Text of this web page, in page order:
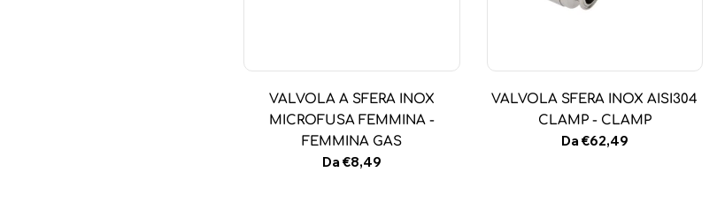
VALVOLA A SFERA INOX
MICROFUSA FEMMINA -
FEMMINA GAS
Prezzo
Da €8,49
VALVOLA SFERA INOX AISI304
CLAMP - CLAMP
Prezzo
Da €62,49